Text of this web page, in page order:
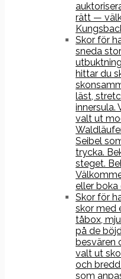
rätt —
Skor för
sneda
hittar du
läst,
innersula.
valt ut
Seibel
trycka.
steget.
eller boka
Skor för
skor med
tåbox,
på de
besvären
valt ut
och
som